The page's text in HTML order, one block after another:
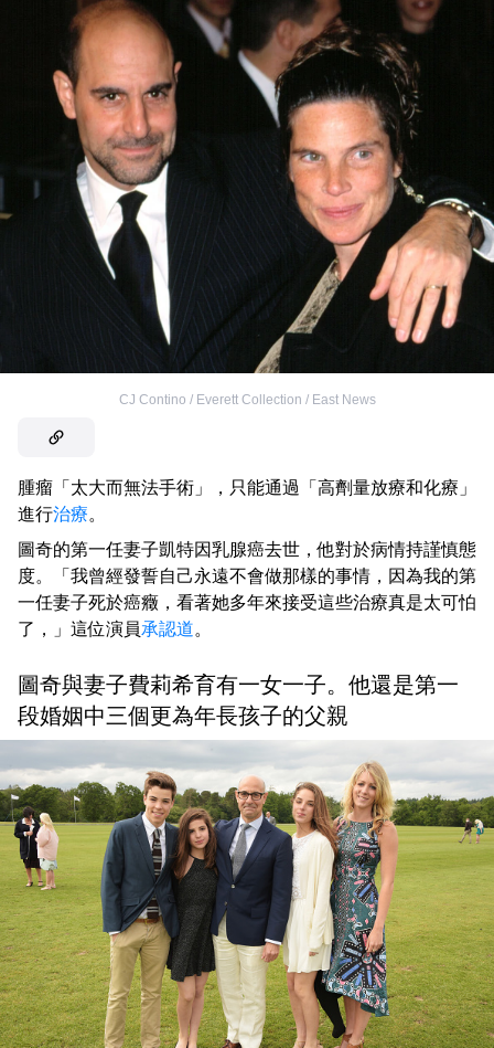
CJ Contino / Everett Collection / East News
腫瘤「太大而無法手術」，只能通過「高劑量放療和化療」
進行治療。
圖奇的第一任妻子凱特因乳腺癌去世，他對於病情持謹慎態
度。「我曾經發誓自己永遠不會做那樣的事情，因為我的第
一任妻子死於癌癥，看著她多年來接受這些治療真是太可怕
了，」這位演員承認道。
圖奇與妻子費莉希育有一女一子。他還是第一
段婚姻中三個更為年長孩子的父親